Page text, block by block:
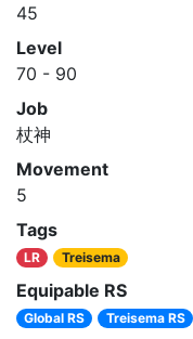
45
Level
70 - 90
Job
杖神
Movement
5
Tags
LR Treisema
Equipable RS
Global RS Treisema RS